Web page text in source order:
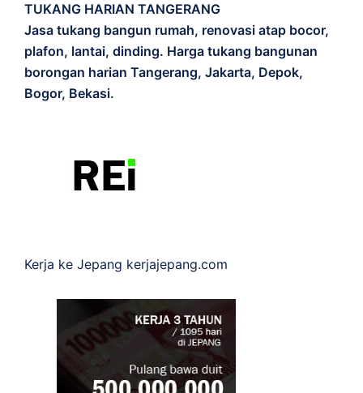
TUKANG HARIAN TANGERANG
Jasa tukang bangun rumah, renovasi atap bocor,
plafon, lantai, dinding. Harga tukang bangunan
borongan harian Tangerang, Jakarta, Depok,
Bogor, Bekasi.
Kerja ke Jepang kerjajepang.com